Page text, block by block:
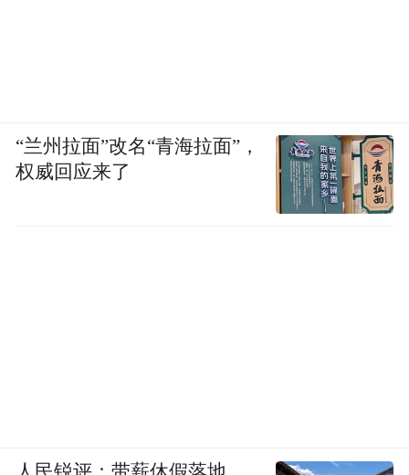
“兰州拉面”改名“青海拉面”，
权威回应来了